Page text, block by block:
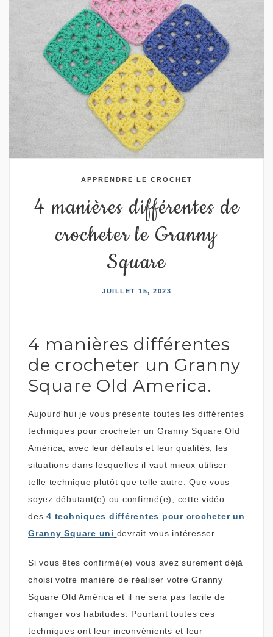
APPRENDRE LE CROCHET
4 manières différentes de
crocheter le Granny
Square
JUILLET 15, 2023
4 manières différentes
de crocheter un Granny
Square Old America.
Aujourd'hui je vous présente toutes les différentes
techniques pour crocheter un Granny Square Old
América, avec leur défauts et leur qualités, les
situations dans lesquelles il vaut mieux utiliser
telle technique plutôt que telle autre. Que vous
soyez débutant(e) ou confirmé(e), cette vidéo
des 4 techniques différentes pour crocheter un
Granny Square uni devrait vous intéresser.
Si vous êtes confirmé(e) vous avez surement déjà
choisi votre manière de réaliser votre Granny
Square Old América et il ne sera pas facile de
changer vos habitudes. Pourtant toutes ces
techniques ont leur inconvénients et leur